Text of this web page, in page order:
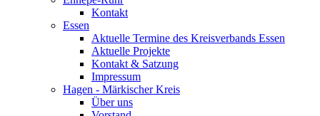
Kontakt
Essen
Aktuelle Termine des Kreisverbands Essen
Aktuelle Projekte
Kontakt & Satzung
Impressum
Hagen - Märkischer Kreis
Über uns